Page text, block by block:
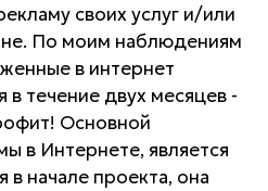
своих услуг и/или
По моим наблюдениям
в интернет
в течение двух месяцев -
Основной
в Интернете, является
начале проекта, она